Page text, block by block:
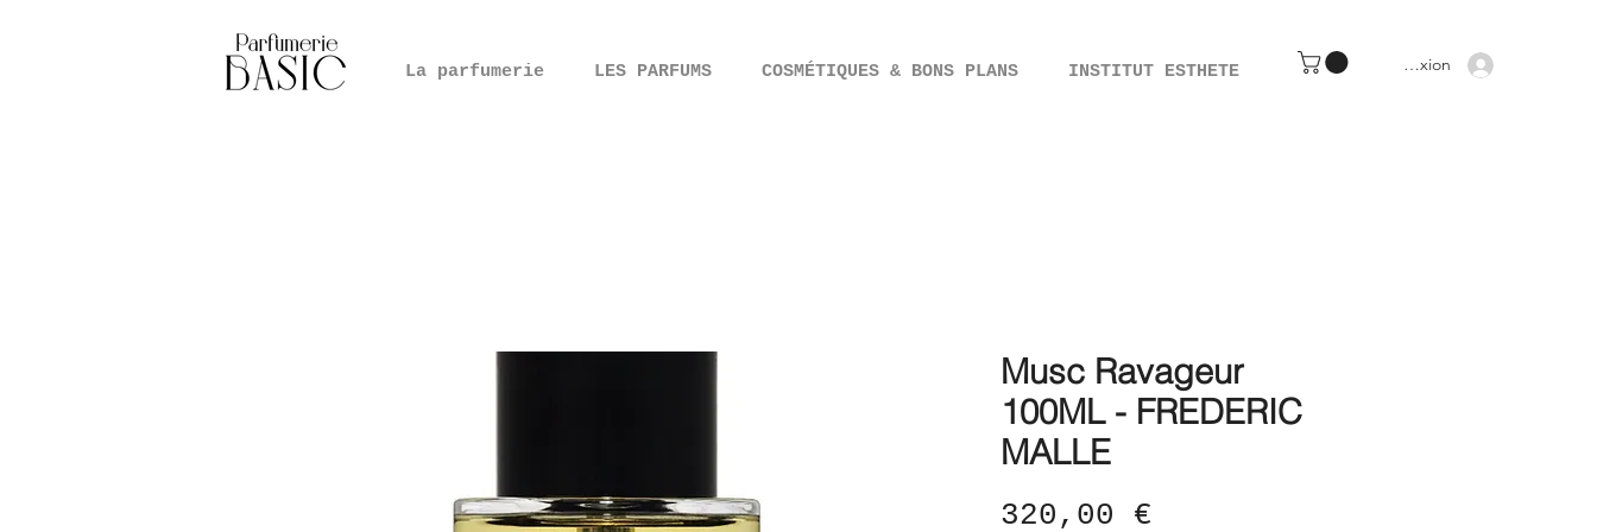
La parfumerie LES PARFUMS COSMÉTIQUES & BONS PLANS INSTITUT ESTHETE Connexion
Musc Ravageur
100ML - FREDERIC
MALLE
320,00 €